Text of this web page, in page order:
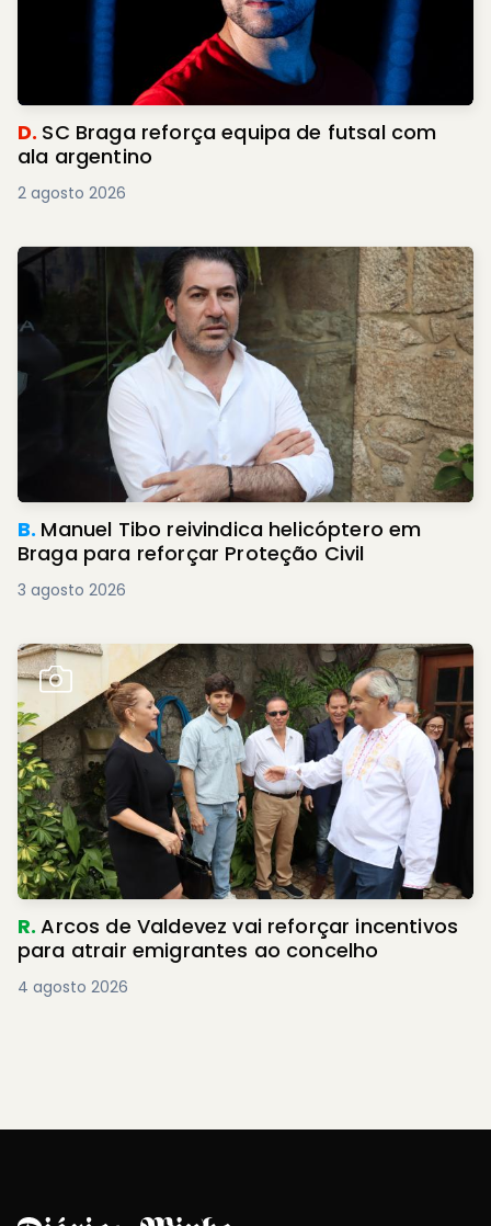
D. SC Braga reforça equipa de futsal com
ala argentino
2 agosto 2026
B. Manuel Tibo reivindica helicóptero em
Braga para reforçar Proteção Civil
3 agosto 2026
R.Arcos de Valdevez vai reforçar incentivos
para atrair emigrantes ao concelho
4 agosto 2026